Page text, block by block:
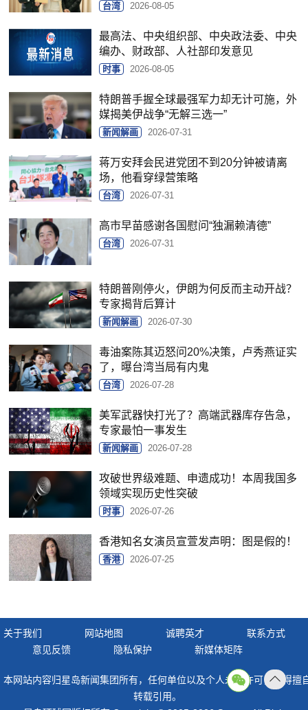
台湾 2026-08-05
最高法、中央组织部、中央政法委、中央
编办、财政部、人社部印发意见
时事 2026-08-05
特朗普手握全球最强军力却无计可施，外
媒揭美伊战争“无解三选一”
新闻解画 2026-07-31
蒋万安拜会民进党团不到20分钟被请离
场，他看穿绿营策略
台湾 2026-07-31
高市早苗感谢各国慰问“独漏赖清德”
台湾 2026-07-31
特朗普刚停火，伊朗为何反而主动开战？
专家揭背后算计
新闻解画 2026-07-30
毒油案陈其迈怒问20%决策，卢秀燕证实
了，曝台湾当局有内鬼
台湾 2026-07-28
美军武器快打光了？高端武器库存告急，
专家最怕一事发生
新闻解画 2026-07-28
攻破世界级难题、申遗成功！本周我国多
领域实现历史性突破
时事 2026-07-26
香港知名女演员宣萱发声明：图是假的！
香港 2026-07-25
关于我们 网站地图 诚聘英才
联系方式
意见反馈
隐私保护 新媒体矩阵
本网站内容归星岛新闻集团所有，任何单位以及个人未经许可，不得擅
转载引用。